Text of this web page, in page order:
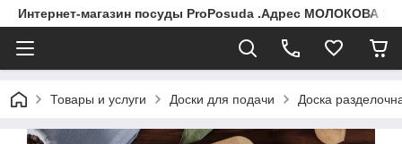
Интернет-магазин посуды ProPosuda .Адрес МОЛОКОВА
Товары и услуги Доски для подачи Доска